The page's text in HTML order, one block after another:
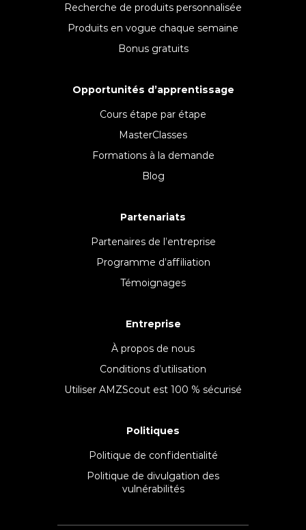
Recherche de produits personnalisée
Produits en vogue chaque semaine
Bonus gratuits
Opportunités d’apprentissage
Cours étape par étape
MasterClasses
Formations à la demande
Blog
Partenariats
Partenaires de l’entreprise
Programme d’affiliation
Témoignages
Entreprise
À propos de nous
Conditions d’utilisation
Utiliser AMZScout est 100 % sécurisé
Politiques
Politique de confidentialité
Politique de divulgation des
vulnérabilités